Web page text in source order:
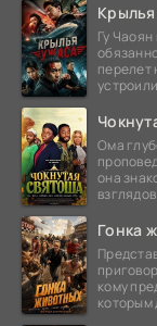
Гу
перелет
Ома
она
Гонка
кому
которым